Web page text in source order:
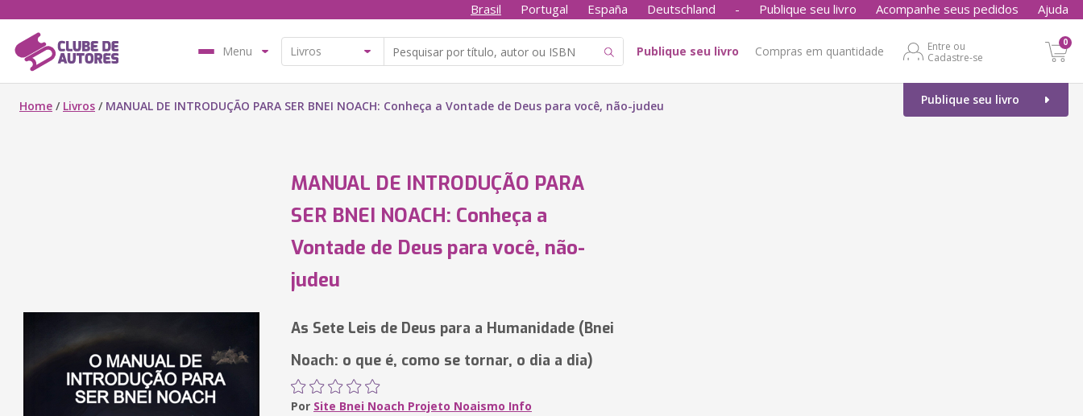
Brasil Portugal España Deutschland - Publique seu livro Acompanhe seus pedidos Ajuda
Menu Publique seu livro Compras em quantidade
Entre ou
Cadastre-se
0
Publique seu livro
Home / Livros / MANUAL DE INTRODUÇÃO PARA SER BNEI NOACH: Conheça a Vontade de Deus para você, não-judeu
MANUAL DE INTRODUÇÃO PARA
SER BNEI NOACH: Conheça a
Vontade de Deus para você, não-
judeu
As Sete Leis de Deus para a Humanidade (Bnei
Noach: o que é, como se tornar, o dia a dia)
Por Site Bnei Noach Projeto Noaismo Info